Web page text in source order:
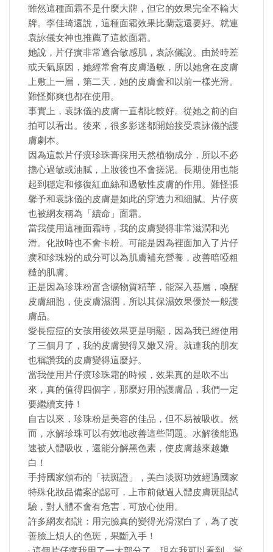
雖然這種面霜不是什麼大牌，但它的效果完全不輸大
牌。李佳琦還說，這種面霜效果比蘭蔻還要好。就連
袁詠儀女神也推薦了這款面霜。
她說，片仔癀非常適合敏感肌，袁詠儀說。由於時差
或天氣原因，她經常會有皮膚過敏，所以她會在皮膚
上敷上一層，第二天，她的皮膚會和以前一樣光滑。
難怪鄭爽也都在使用。
事實上，袁詠儀的皮膚一直都比較好。從她之前的自
拍可以看出。後來，很多影迷都開始接受袁詠儀的護
膚劇本。
因為這款片仔癀珍珠膏採用天然植物成分，所以不必
擔心過敏或油膩，上妝後也不會搓泥。長期使用也能
起到穩定和修復紅血絲和過敏性皮膚的作用。難怪張
馨予和袁詠儀的皮膚是如此的穿透力和細膩。片仔癀
也被網友稱為「續命」面霜。
當我使用這種面霜時，我的皮膚變得非常滋潤和光
滑。化妝時也不會卡粉。可能是因為裡面加入了片仔
癀和珍珠粉的成分可以為肌膚補充營養，改善暗啞粗
糙的肌膚。
正是因為珍珠粉富含礦物質精華，能深入基層，喚醒
皮膚細胞，使皮膚濕潤，所以其保濕效果優於一般護
膚品。
愛長痘痘的女孩用後效果更是明顯，因為我已經使用
了三個月了，我的皮膚變得又嫩又滑。就連我的朋友
也稱讚我的皮膚變得這麼好。
當我使用片仔癀珍珠霜的時候，效果真的是吹不出
來，真的值得四個字，那麼好用的護膚品，我們一定
要繼續支持！
自古以來，珍珠粉是美容的佳品，但不易被吸收。然
而，水解珍珠可以有效地改善這些問題。水解後能迅
速被人體吸收，還能分解黑色素，使皮膚越來越嫩
白！
手持國家頒布的「祛斑證」，美白淡斑功效經過國家
特殊化妝品備案的認可，上市前做過人體皮膚斑貼試
驗，對人體不會有危害，可放心使用。
許多網友都說：用完臉真的變得光滑潔白了，為了改
善臉上煩人的色斑，果斷入手！